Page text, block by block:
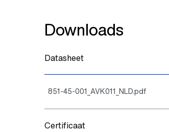
Downloads
Datasheet
851-45-001_AVK011_NLD.pdf
Certificaat